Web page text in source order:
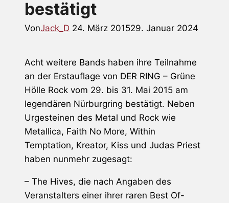
bestätigt
VonJack_D 24. März 201529. Januar 2024
Acht weitere Bands haben ihre Teilnahme
an der Erstauflage von DER RING – Grüne
Hölle Rock vom 29. bis 31. Mai 2015 am
legendären Nürburgring bestätigt. Neben
Urgesteinen des Metal und Rock wie
Metallica, Faith No More, Within
Temptation, Kreator, Kiss und Judas Priest
haben nunmehr zugesagt:
– The Hives, die nach Angaben des
Veranstalters einer ihrer raren Best Of-